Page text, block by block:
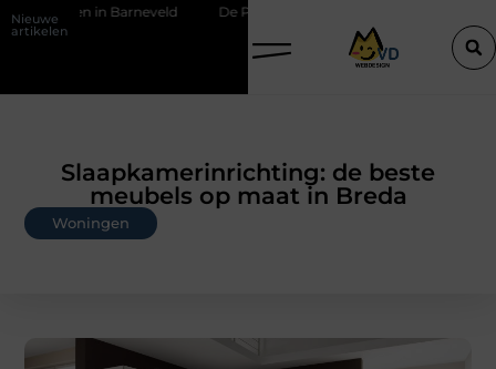
Nieuwe
artikelen
De Perfecte Gids voor Vloerbedekking in Purmerend
Slaapkamerinrichting: de beste
meubels op maat in Breda
Woningen